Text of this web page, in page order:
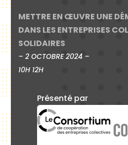
METTRE EN ŒUVRE UNE
DANS LES ENTREPRISES
SOLIDAIRES
– 2 OCTOBRE 2024 –
10H 12H
Présenté par